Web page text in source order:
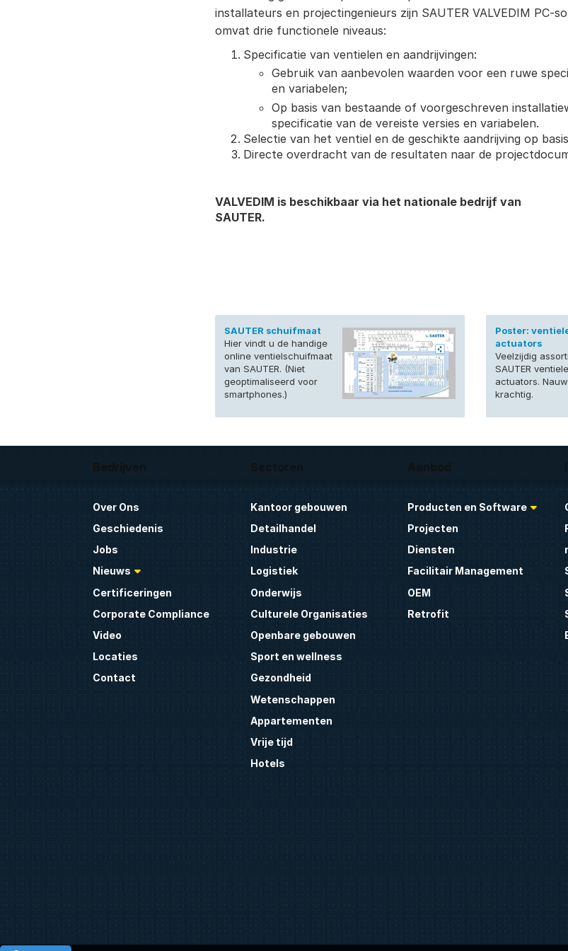
installateurs en projectingenieurs zijn SAUTER VALVEDIM PC-
omvat drie functionele niveaus:
Specificatie van ventielen en aandrijvingen:
Gebruik van aanbevolen waarden voor een ruwe
en variabelen;
Op basis van bestaande of voorgeschreven
specificatie van de vereiste versies en variabelen.
Selectie van het ventiel en de geschikte aandrijving op
Directe overdracht van de resultaten naar de
VALVEDIM is beschikbaar via het nationale bedrijf van
SAUTER.
SAUTER schuifmaat
Hier vindt u de handige
online ventielschuifmaat
van SAUTER. (Niet
geoptimaliseerd voor
smartphones.)
Poster:
actuators
Veelzijdig
SAUTER
actuators.
krachtig.
Bedrijven
Over Ons
Geschiedenis
Jobs
Nieuws
Certificeringen
Corporate Compliance
Video
Locaties
Contact
Sectoren
Kantoor gebouwen
Detailhandel
Industrie
Logistiek
Onderwijs
Culturele Organisaties
Openbare gebouwen
Sport en wellness
Gezondheid
Wetenschappen
Appartementen
Vrije tijd
Hotels
Aanbod
Producten en Software
Projecten
Diensten
Facilitair Management
OEM
Retrofit